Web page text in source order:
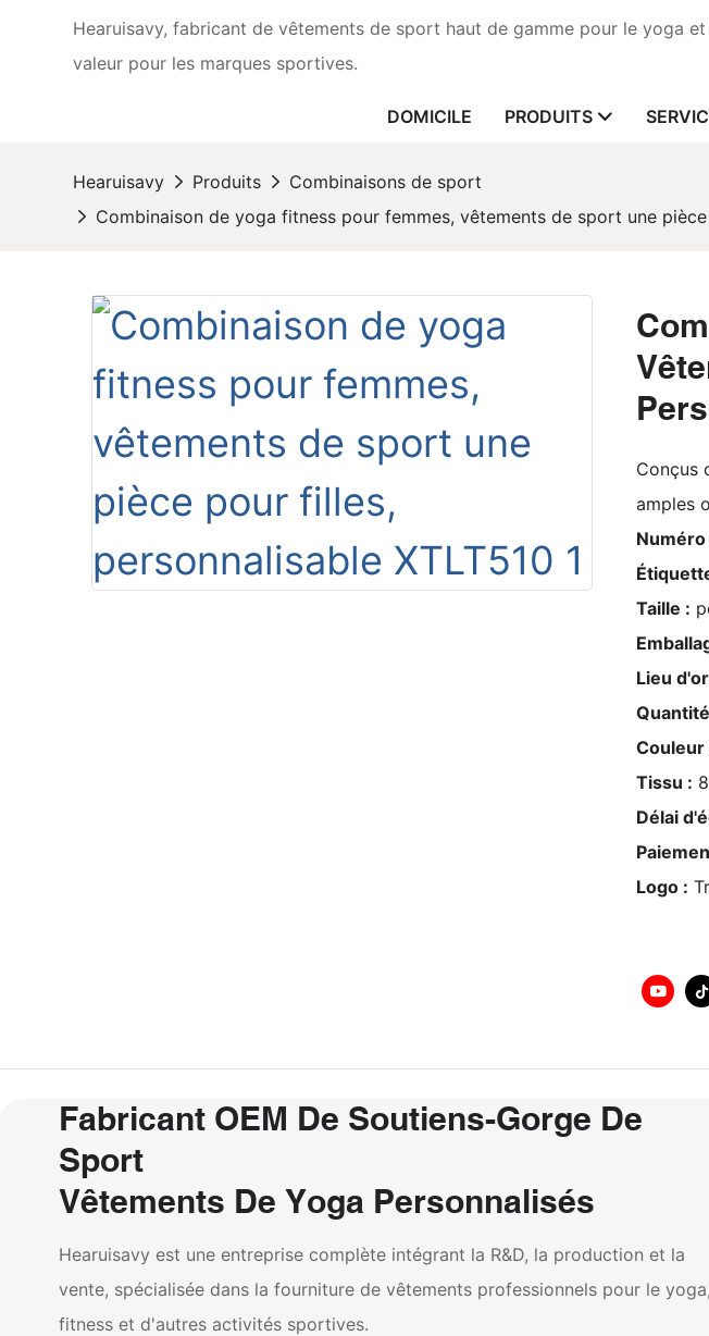
Hearuisavy, fabricant de vêtements de sport haut de gamme pour le yoga
valeur pour les marques sportives.
DOMICILE PRODUITS
Hearuisavy Produits
Combinaisons de sport
Combinaison de yoga fitness pour femmes, vêtements de sport une
Conçus
amples
Taille :
Lieu
Couleur
Tissu :
Délai
Logo :
Fabricant OEM De Soutiens-Gorge De
Sport
Vêtements De Yoga Personnalisés
Hearuisavy est une entreprise complète intégrant la R&D, la production et la
vente, spécialisée dans la fourniture de vêtements professionnels pour le
fitness et d'autres activités sportives.